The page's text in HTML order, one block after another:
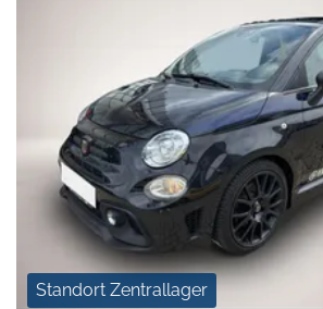
Standort Zentrallager